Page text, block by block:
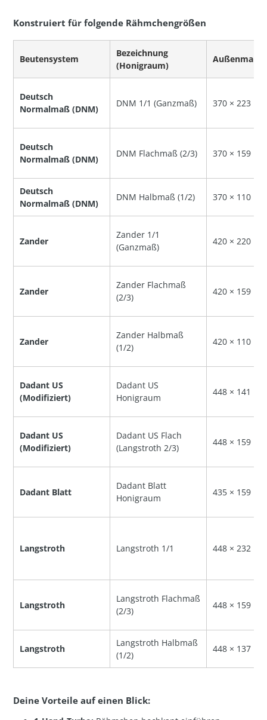
Konstruiert für folgende Rähmchengrößen
Beutensystem
Bezeichnung
(Honigraum)
Außenmaß
Deutsch
Normalmaß (DNM)
DNM 1/1 (Ganzmaß) 370 × 223
Deutsch
Normalmaß (DNM)
DNM Flachmaß (2/3) 370 × 159
Deutsch
Normalmaß (DNM)
DNM Halbmaß (1/2) 370 × 110
Zander
Zander 1/1
(Ganzmaß)
420 × 220
Zander
Zander Flachmaß
(2/3)
420 × 159
Zander
Zander Halbmaß
(1/2)
420 × 110
Dadant US
(Modifiziert)
Dadant US
Honigraum
448 × 141
Dadant US
(Modifiziert)
Dadant US Flach
(Langstroth 2/3)
448 × 159
Dadant Blatt
Dadant Blatt
Honigraum
435 × 159
Langstroth Langstroth 1/1 448 × 232
Langstroth
Langstroth Flachmaß
(2/3)
448 × 159
Langstroth
Langstroth Halbmaß
(1/2)
448 × 137
Deine Vorteile auf einen Blick: